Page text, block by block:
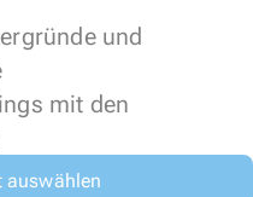
und
mit den
auswählen